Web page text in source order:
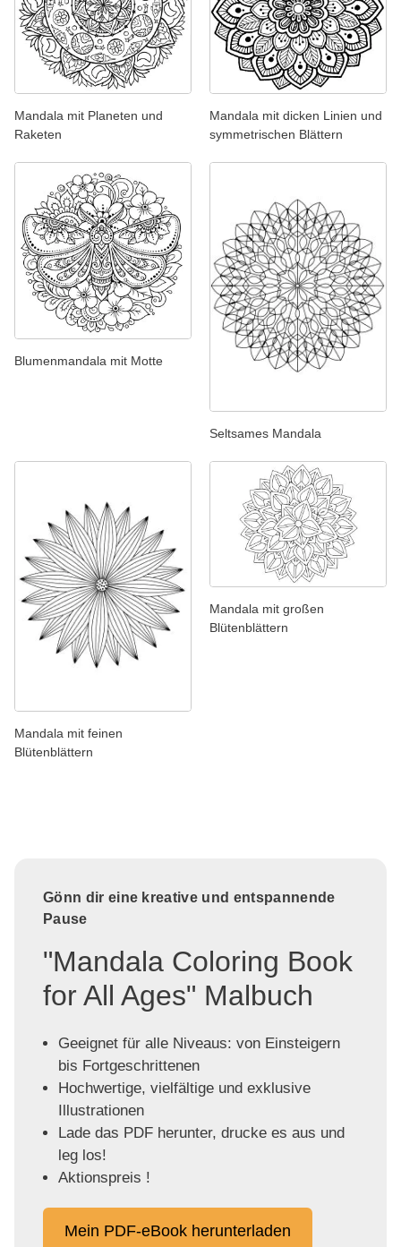
Mandala mit Planeten und
Raketen
Mandala mit dicken Linien und
symmetrischen Blättern
Blumenmandala mit Motte
Seltsames Mandala
Mandala mit feinen
Blütenblättern
Mandala mit großen
Blütenblättern
Gönn dir eine kreative und entspannende
Pause
"Mandala Coloring Book
for All Ages" Malbuch
Geeignet für alle Niveaus: von Einsteigern
bis Fortgeschrittenen
Hochwertige, vielfältige und exklusive
Illustrationen
Lade das PDF herunter, drucke es aus und
leg los!
Aktionspreis !
Mein PDF-eBook herunterladen